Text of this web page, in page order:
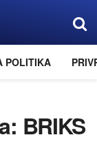
POLITIKA
BRIKS